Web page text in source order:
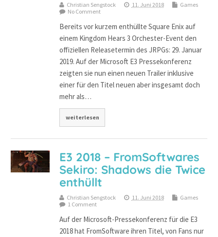
Christian Sengstock 11. Juni 2018
Games
No Comment
Bereits vor kurzem enthüllte Square Enix auf
einem Kingdom Hears 3 Orchester-Event den
offiziellen Releasetermin des JRPGs: 29. Januar
2019. Auf der Microsoft E3 Pressekonferenz
zeigten sie nun einen neuen Trailer inklusive
einer für den Titel neuen aber insgesamt doch
mehr als…
weiterlesen
E3 2018 – FromSoftwares
Sekiro: Shadows die Twice
enthüllt
Christian Sengstock 11. Juni 2018
Games
1 Comment
Auf der Microsoft-Pressekonferenz für die E3
2018 hat FromSoftware ihren Titel, von Fans nur